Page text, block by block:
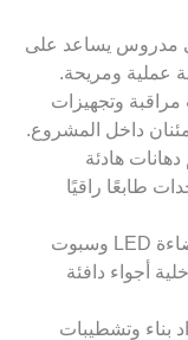
مدروس يساعد على
عملية ومريحة.
وتجهيزات
داخل المشروع.
هادئة
طابعًا راقيًا
إضاءة حديثة ومريحة مع استخدام إضاءة LED وسبوت
أجواء دافئة
بناء وتشطيبات